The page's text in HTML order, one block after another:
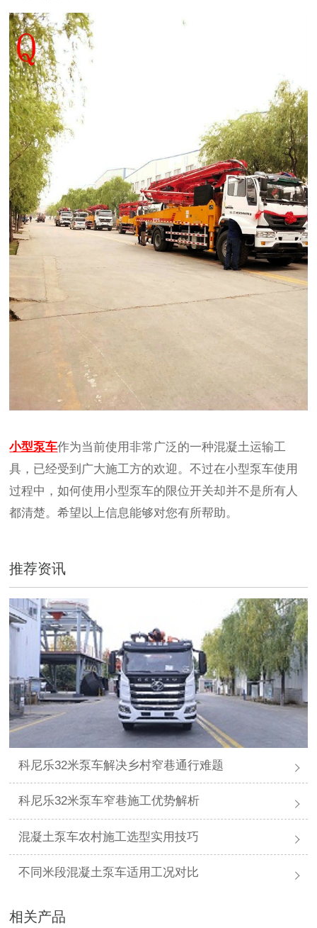
小型泵车作为当前使用非常广泛的一种混凝土运输工
具，已经受到广大施工方的欢迎。不过在小型泵车使用
过程中，如何使用小型泵车的限位开关却并不是所有人
都清楚。希望以上信息能够对您有所帮助。
推荐资讯
科尼乐32米泵车解决乡村窄巷通行难题
科尼乐32米泵车窄巷施工优势解析
混凝土泵车农村施工选型实用技巧
不同米段混凝土泵车适用工况对比
相关产品